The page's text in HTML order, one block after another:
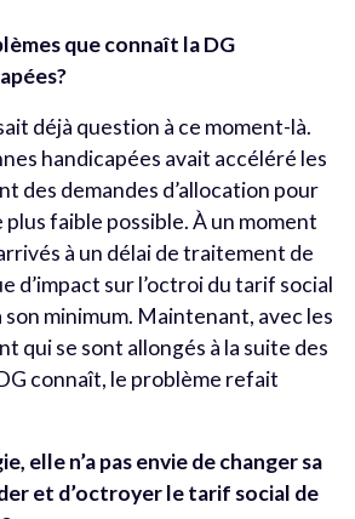
que connaît la DG
déjà question à ce moment-là.
handicapées avait accéléré les
des demandes d’allocation pour
plus faible possible. À un moment
à un délai de traitement de
d’impact sur l’octroi du tarif social
minimum. Maintenant, avec les
qui se sont allongés à la suite des
connaît, le problème refait
elle n’a pas envie de changer sa
et d’octroyer le tarif social de